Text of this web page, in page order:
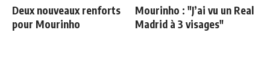
Deux nouveaux renforts
pour Mourinho
Mourinho : "J’ai vu un Real
Madrid à 3 visages"